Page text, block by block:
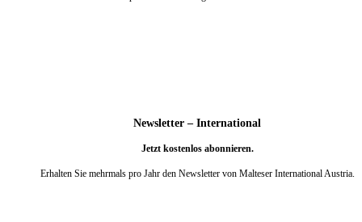
Newsletter – International
Jetzt kostenlos abonnieren.
Erhalten Sie mehrmals pro Jahr den Newsletter von Malteser International Austria.